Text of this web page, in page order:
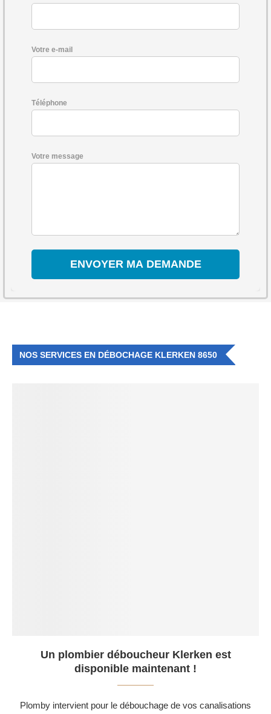
Votre e-mail
Téléphone
Votre message
NOS SERVICES EN DÉBOCHAGE KLERKEN 8650
Un plombier déboucheur Klerken est
disponible maintenant !
Plomby intervient pour le débouchage de vos canalisations